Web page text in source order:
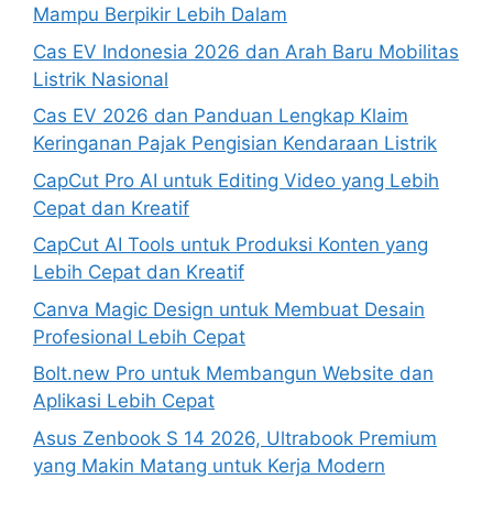
Mampu Berpikir Lebih Dalam
Cas EV Indonesia 2026 dan Arah Baru Mobilitas
Listrik Nasional
Cas EV 2026 dan Panduan Lengkap Klaim
Keringanan Pajak Pengisian Kendaraan Listrik
CapCut Pro AI untuk Editing Video yang Lebih
Cepat dan Kreatif
CapCut AI Tools untuk Produksi Konten yang
Lebih Cepat dan Kreatif
Canva Magic Design untuk Membuat Desain
Profesional Lebih Cepat
Bolt.new Pro untuk Membangun Website dan
Aplikasi Lebih Cepat
Asus Zenbook S 14 2026, Ultrabook Premium
yang Makin Matang untuk Kerja Modern